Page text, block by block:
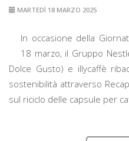
MARTEDÌ 18 MARZO 2025
In occasione della
18 marzo, il Gruppo
Dolce Gusto) e illycaffè
sostenibilità attraverso
sul riciclo delle capsule per